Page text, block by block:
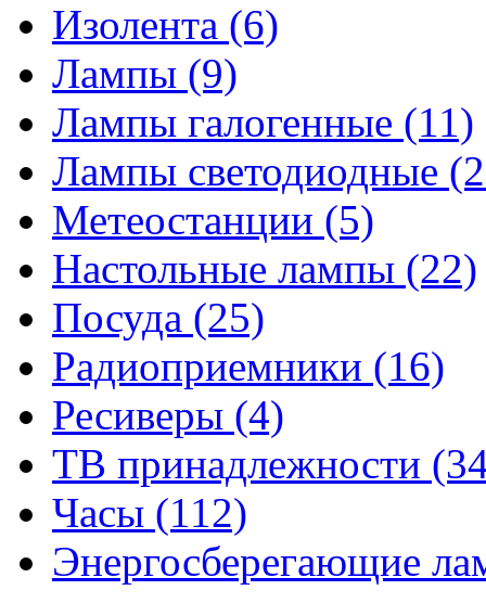
Изолента (6)
Лампы (9)
Лампы галогенные (11)
Лампы светодиодные
Метеостанции (5)
Настольные лампы (22)
Посуда (25)
Радиоприемники (16)
Ресиверы (4)
ТВ принадлежности
Часы (112)
Энергосберегающие